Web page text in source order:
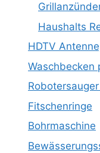
Haushalts
HDTV
Waschbecken
Fitschenringe
Bohrmaschine